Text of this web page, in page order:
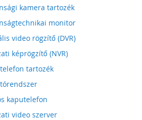
kamera tartozék
monitor
video rögzítő (DVR)
képrögzítő (NVR)
tartozék
kaputelefon
video szerver